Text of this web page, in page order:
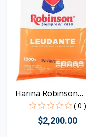
Harina Robinson
leudant...
( 0 )
$2,200.00